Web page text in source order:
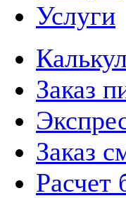
Услуги
Заказ
Заказ
Расчет